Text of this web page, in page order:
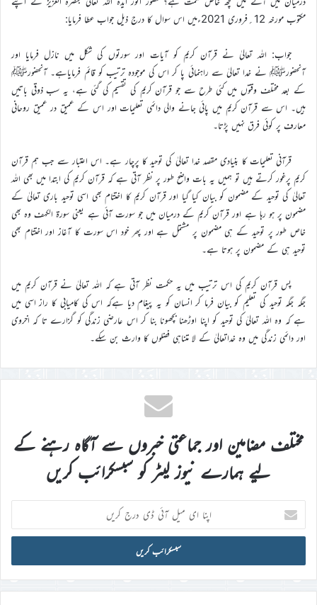
مکتوب مورخہ 12؍فروری 2021ءمیں اس سوال کا درج ذیل جواب عطا فرمایا:
جواب: اللہ تعالیٰ نے قرآن کریم کو آیات اور سورتوں کی شکل میں نازل فرمایا اور
آنحضورﷺ نے خدا تعالیٰ سے راہنمائی پا کر اس کی موجودہ ترتیب کو قائم فرمایاہے۔ آنحضورﷺ
کے بعد مختلف وقتوں میں کئی طرح سے جو قرآن کریم کی تقسیم کی گئی ہے، یہ سب ذوقی باتیں
ہیں۔ اس سے قرآن کریم میں پائی جانے والی دائمی تعلیمات اور اس کے عمیق در عمیق روحانی
معارف پر کوئی فرق نہیں پڑتا۔
قرآنی تعلیمات کا بنیادی مقصد خدا تعالیٰ کی توحید کا پرچار ہے۔ اس اعتبار سے جب ہم قرآن
کریم پرغور کرتے ہیں تو ہمیں یہ بات واضح طور پر نظر آتی ہے کہ قرآن کریم کی ابتدا میں بھی اللہ
تعالیٰ کی توحید کے مضمون کو بیان کیا گیا اور قرآن کریم کا اختتام بھی اسی توحید باری تعالیٰ کے
مضمون پر ہو رہا ہے اور قرآن کریم کے درمیان میں جو سورت آئی ہے یعنی سورۃ الکہف وہ بھی
خاص طور پر توحید کے ہی مضمون پر مشتمل ہے اور پھر خود اس سورت کا آغاز اور اختتام بھی
توحید ہی کے مضمون پر ہوتا ہے۔
پس قرآن کریم کی اس ترتیب میں یہ حکمت نظر آتی ہے کہ اللہ تعالیٰ نے قرآن کریم میں
جگہ جگہ توحید کی تعلیم کو بیان فرما کر انسان کو یہ پیغام دیا ہےکہ اس کی کامیابی کا راز اسی میں
ہے کہ وہ اللہ تعالیٰ کی توحید کو اپنا اوڑھنا بچھونا بنا کر اس عارضی زندگی کو گزارے تا کہ اخروی
اور دائمی زندگی میں وہ خداتعالیٰ کے لا متناہی فضلوں کا وارث بن سکے۔
مختلف مضامین اور جماعتی خبروں سے آگاہ رہنے کے
لیے ہمارے نیوز لیٹر کو سبسکرائب کریں
اپنا
ای
میل
ڈی
درج
کریں